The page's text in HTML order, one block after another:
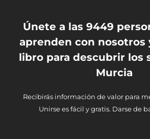
Únete a las 9449
aprenden con nosotros
libro para descubrir los
Murcia
Recibirás información de valor para
Unirse es fácil y gratis. Darse de